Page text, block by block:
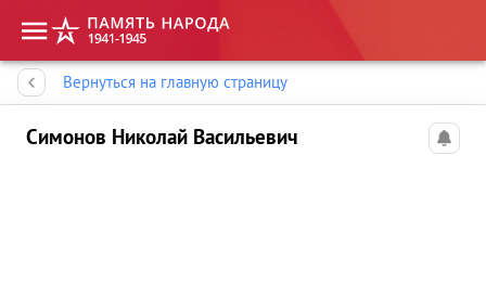
Вернуться на главную страницу
Симонов Николай Васильевич
Память народа